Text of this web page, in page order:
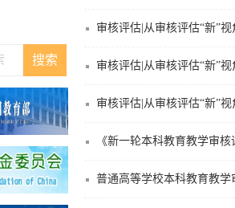
审核评估|从审核评估“新”
审核评估|从审核评估“新”
审核评估|从审核评估“新”
《新一轮本科教育教学审
普通高等学校本科教育教学